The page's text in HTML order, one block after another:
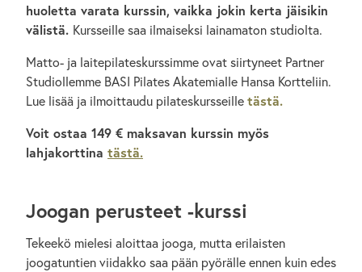
huoletta varata kurssin, vaikka jokin kerta jäisikin
välistä. Kursseille saa ilmaiseksi lainamaton studiolta.
Matto- ja laitepilateskurssimme ovat siirtyneet Partner
Studiollemme BASI Pilates Akatemialle Hansa Kortteliin.
Lue lisää ja ilmoittaudu pilateskursseilletästä.
Voit ostaa 149 € maksavan kurssin myös
lahjakorttina tästä.
Joogan perusteet -kurssi
Tekeekö mielesi aloittaa jooga, mutta erilaisten
joogatuntien viidakko saa pään pyörälle ennen kuin edes